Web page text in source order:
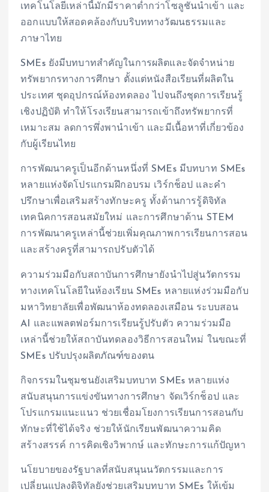
เทคโนโลยีเหล่านี้มักมีราคาต่ำกว่าโซลูชันนำเข้า และ
ออกแบบให้สอดคล้องกับบริบททางวัฒนธรรมและ
ภาษาไทย
SMEs ยังมีบทบาทสำคัญในการผลิตและจัดจำหน่าย
ทรัพยากรทางการศึกษา ตั้งแต่หนังสือเรียนที่ผลิตใน
ประเทศ ชุดอุปกรณ์ห้องทดลอง ไปจนถึงชุดการเรียนรู้
เชิงปฏิบัติ ทำให้โรงเรียนสามารถเข้าถึงทรัพยากรที่
เหมาะสม ลดการพึ่งพานำเข้า และมีเนื้อหาที่เกี่ยวข้อง
กับผู้เรียนไทย
การพัฒนาครูเป็นอีกด้านหนึ่งที่ SMEs มีบทบาท SMEs
หลายแห่งจัดโปรแกรมฝึกอบรม เวิร์กช็อป และคำ
ปรึกษาเพื่อเสริมสร้างทักษะครู ทั้งด้านการรู้ดิจิทัล
เทคนิคการสอนสมัยใหม่ และการศึกษาด้าน STEM
การพัฒนาครูเหล่านี้ช่วยเพิ่มคุณภาพการเรียนการสอน
และสร้างครูที่สามารถปรับตัวได้
ความร่วมมือกับสถาบันการศึกษายังนำไปสู่นวัตกรรม
ทางเทคโนโลยีในห้องเรียน SMEs หลายแห่งร่วมมือกับ
มหาวิทยาลัยเพื่อพัฒนาห้องทดลองเสมือน ระบบสอน
AI และแพลตฟอร์มการเรียนรู้ปรับตัว ความร่วมมือ
เหล่านี้ช่วยให้สถาบันทดลองวิธีการสอนใหม่ ในขณะที่
SMEs ปรับปรุงผลิตภัณฑ์ของตน
กิจกรรมในชุมชนยังเสริมบทบาท SMEs หลายแห่ง
สนับสนุนการแข่งขันทางการศึกษา จัดเวิร์กช็อป และ
โปรแกรมแนะแนว ช่วยเชื่อมโยงการเรียนการสอนกับ
ทักษะที่ใช้ได้จริง ช่วยให้นักเรียนพัฒนาความคิด
สร้างสรรค์ การคิดเชิงวิพากษ์ และทักษะการแก้ปัญหา
นโยบายของรัฐบาลที่สนับสนุนนวัตกรรมและการ
เปลี่ยนแปลงดิจิทัลยังช่วยเสริมบทบาท SMEs ให้เข้ม